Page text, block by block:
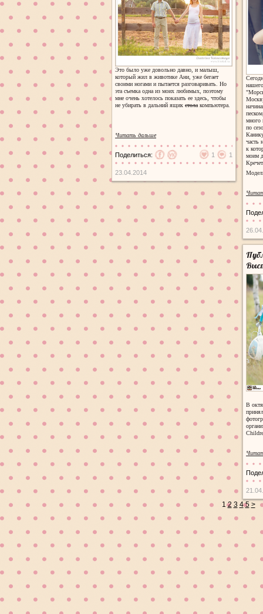
Это было уже довольно давно, и малыш,
который жил в животике Ани, уже бегает
своими ногами и пытается разговаривать. Но
эта съемка одна из моих любимых, поэтому
мне очень хотелось показать ее здесь, чтобы
не убирать в дальний ящик стола компьютера.
Читать дальше
Поделиться: 1 1
23.04.2014
много
по
часть
к
моим
В
1 2 3 4 5 >